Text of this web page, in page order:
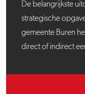
De belangrijkste
strategische
gemeente Buren
direct of indirect